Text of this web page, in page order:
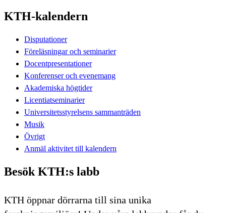
KTH-kalendern
Disputationer
Föreläsningar och seminarier
Docentpresentationer
Konferenser och evenemang
Akademiska högtider
Licentiatseminarier
Universitetsstyrelsens sammanträden
Musik
Övrigt
Anmäl aktivitet till kalendern
Besök KTH:s labb
KTH öppnar dörrarna till sina unika